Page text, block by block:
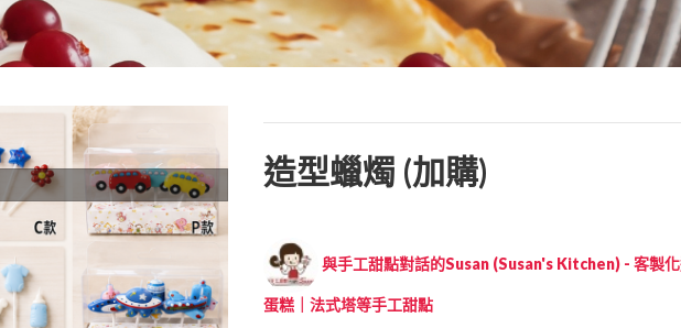
記住我
造型蠟燭 (加購)
與手工甜點對話的Susan (Susan's Kitchen) - 客製
蛋糕｜法式塔等手工甜點